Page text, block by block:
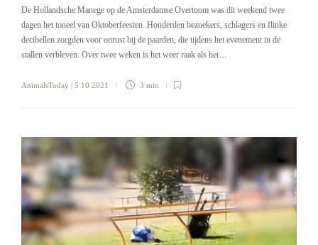
De Hollandsche Manege op de Amsterdamse Overtoom was dit weekend twee
dagen het toneel van Oktoberfeesten. Honderden bezoekers, schlagers en flinke
decibellen zorgden voor onrust bij de paarden, die tijdens het evenement in de
stallen verbleven. Over twee weken is het weer raak als het…
AnimalsToday | 5 10 2021 3 min